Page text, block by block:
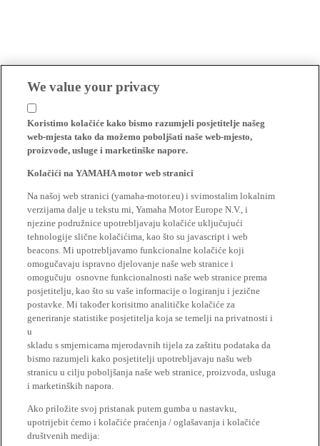
We value your privacy
Koristimo kolačiće kako bismo razumjeli posjetitelje našeg
web-mjesta tako da možemo poboljšati naše web-mjesto,
proizvode, usluge i marketinške napore.
Kolačići na YAMAHA motor web stranici
Na našoj web stranici (yamaha-motor.eu) i svimostalim lokalnim
verzijama dalje u tekstu mi, Yamaha Motor Europe N.V., i
njezine podružnice upotrebljavaju kolačiće uključujući
tehnologije slične kolačićima, kao što su javascript i web
beacons. Mi upotrebljavamo funkcionalne kolačiće koji
omogučavaju ispravno djelovanje naše web stranice i
omogučuju osnovne funkcionalnosti naše web stranice prema
posjetitelju, kao što su vaše informacije o logiranju i jezične
postavke. Mi također korisitmo analitičke kolačiće za
generiranje statistike posjetitelja koja se temelji na privatnosti i
u
skladu s smjernicama mjerodavnih tijela za zaštitu podataka da
bismo razumjeli kako posjetitelji upotrebljavaju našu web
stranicu u cilju poboljšanja naše web stranice, proizvoda, usluga
i marketinških napora.
Ako priložite svoj pristanak putem gumba u nastavku,
upotrijebit ćemo i kolačiće praćenja / oglašavanja i kolačiće
društvenih medija: